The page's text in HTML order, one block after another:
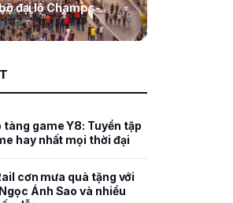
đại lộ Champs-
tàng game Y8: Tuyển tập
hay nhất mọi thời đại
cơn mưa quà tặng với
Ánh Sao và nhiều